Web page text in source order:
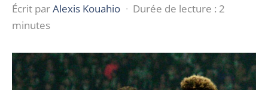
Écrit parAlexis Kouahio · Durée de lecture : 2
minutes